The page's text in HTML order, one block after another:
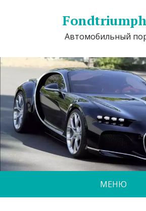
Автомобильный
МЕНЮ